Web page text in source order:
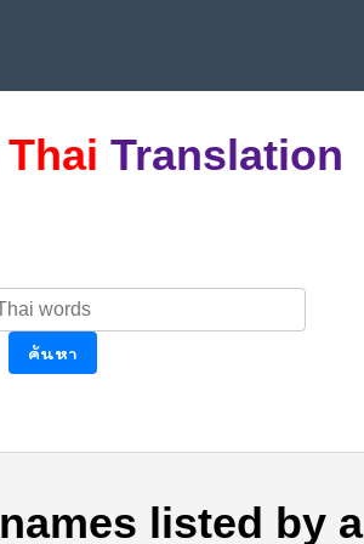
Thai Translation
ค้นหา
names listed by a